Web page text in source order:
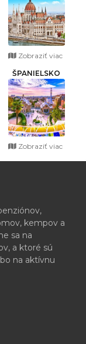
Zobraziť viac
ŠPANIELSKO
Zobraziť viac
kempov a
sa na
a ktoré sú
na aktívnu